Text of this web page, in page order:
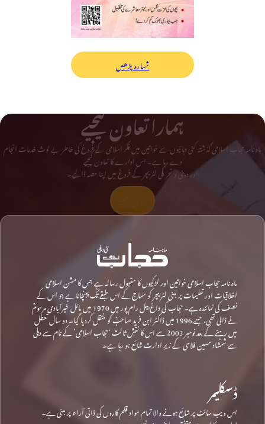
شمارہ پڑھیں
ہمارا تعاون کیجیے
ماہ نامہ حجاب اسلامی گذشتہ کئی دہائیوں سے خواتین میں فکر اسلامی کے فروغ کی خاطر بے لوث خدمات انجام
دے رہا ہے۔ اس ادارے کا تعاون کیجیے
اور دینی و تحریکی لٹریچر کے فروغ میں اپنا حصہ ڈالیے۔
ماہ نامہ حجاب اسلامی خواتین اور لڑکیوں کا مقبول رسالہ ہے جس کا مشن اسلامی
اخلاقیات اور تعلیمات پر مبنی لٹریچر کو سماج کے اس طبقے تک پہنچانا ہے جو اس کے
نصف کی نمائندہ ہے۔ حجاب کی داغ بیل رام پور میں 1970 میں مائل خیرآبادی مرحومؒ
نے ڈالی تھی، جسے 1996 میں ڈاکٹر ابن فرید صاحبؒ کو منتقل کردیا گیا۔ دو سال تعطل
میں رہنے کے بعد نومبر 2003 سے اس کا نقشِ ثالث ‘حجاب اسلامی’ کے نام سے دہلی
سے شمشاد حسین فلاحی کے زیرِ ادارت شائع ہو رہا ہے۔
ڈسکلیمر
اس ویب سائٹ پر شائع ہونے والا تمام مواد قلم کاروں کی ذاتی آراء پر مبنی ہے۔